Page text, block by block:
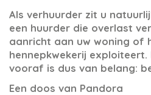
Als verhuurder zit u
een huurder die overlast
aanricht aan uw woning of
hennepkwekerij exploiteert.
vooraf is dus van belang:
Een doos van Pandora